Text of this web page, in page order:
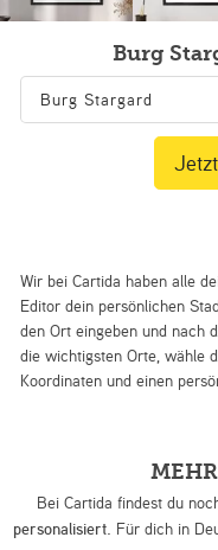
Burg
Wir bei Cartida haben alle
Editor dein persönlichen
den Ort eingeben und nach
die wichtigsten Orte, wähle
Koordinaten und einen
Bei Cartida findest du
personalisiert. Für dich in